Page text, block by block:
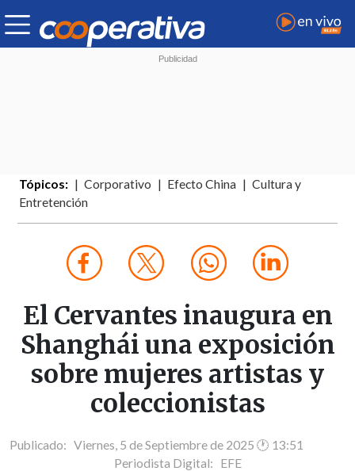
Tópicos: Corporativo Efecto China
Cultura y
Entretención
El Cervantes inaugura en
Shanghái una exposición
sobre mujeres artistas y
coleccionistas
Publicado: Viernes, 5 de Septiembre de 2025 🕐 13:51
Periodista Digital: EFE